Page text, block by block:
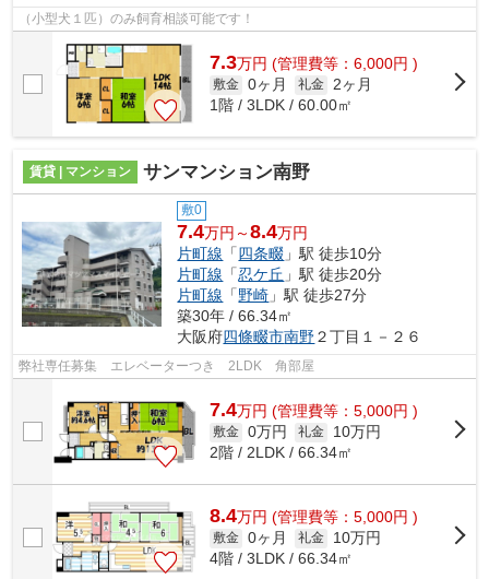
（小型犬１匹）のみ飼育相談可能です！
7.3万円 (管理費等：6,000円 )
敷金 0ヶ月 礼金 2ヶ月
1階 / 3LDK / 60.00㎡
賃貸 | マンション サンマンション南野
敷0
7.4万円～8.4万円
片町線 「四条畷 」駅 徒歩10分
片町線 「忍ケ丘 」駅 徒歩20分
片町線 「野崎 」駅 徒歩27分
築30年 / 66.34㎡
大阪府四條畷市南野２丁目１－２６
弊社専任募集 エレベーターつき 2LDK 角部屋
7.4万円 (管理費等：5,000円 )
敷金 0万円 礼金
10万円
2階 / 2LDK / 66.34㎡
8.4万円 (管理費等：5,000円 )
敷金 0ヶ月 礼金
10万円
4階 / 3LDK / 66.34㎡